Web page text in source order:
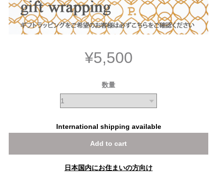
¥5,500
数量
International shipping available
Add to cart
日本国内にお住まいの方向け